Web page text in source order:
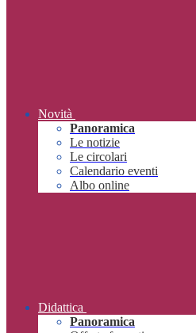
Novità
Panoramica
Le notizie
Le circolari
Calendario eventi
Albo online
Didattica
Panoramica